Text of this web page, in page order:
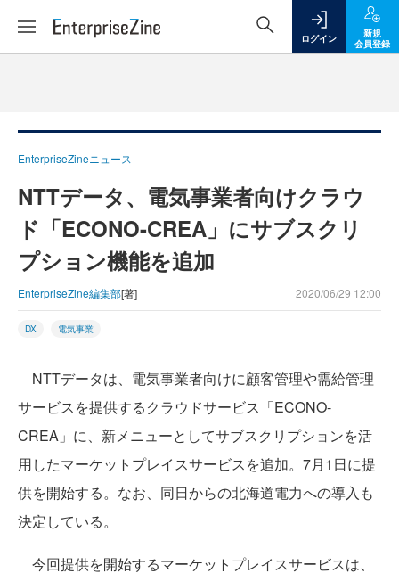
ログイン
新規
会員登録
EnterpriseZineニュース
NTTデータ、電気事業者向けクラウ
ド「ECONO-CREA」にサブスクリ
プション機能を追加
EnterpriseZine編集部[著] 2020/06/29 12:00
DX 電気事業
NTTデータは、電気事業者向けに顧客管理や需給管理
サービスを提供するクラウドサービス「ECONO-
CREA」に、新メニューとしてサブスクリプションを活
用したマーケットプレイスサービスを追加。7月1日に提
供を開始する。なお、同日からの北海道電力への導入も
決定している。
今回提供を開始するマーケットプレイスサービスは、